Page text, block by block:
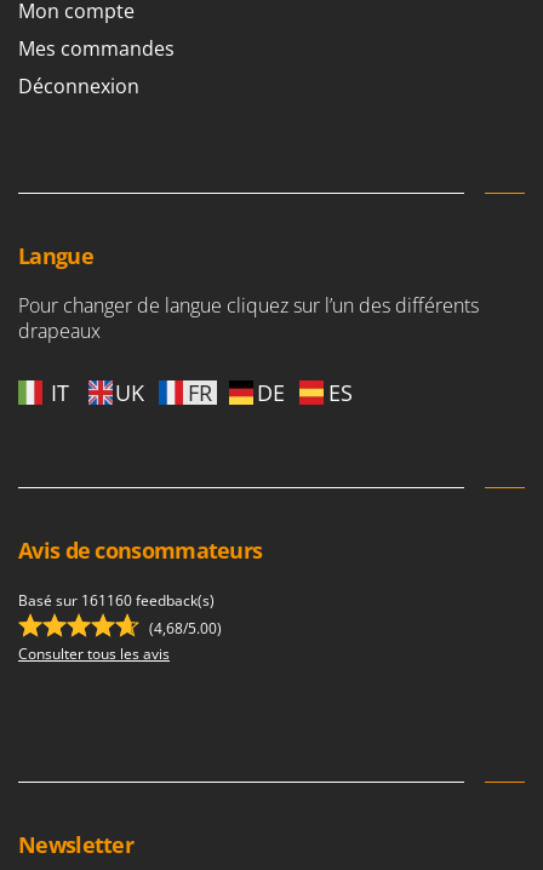
Mon compte
Mes commandes
Déconnexion
Langue
Pour changer de langue cliquez sur l’un des différents
drapeaux
IT UK FR DE ES
Avis de consommateurs
Basé sur 161160 feedback(s)
(4,68/5.00)
Consulter tous les avis
Newsletter